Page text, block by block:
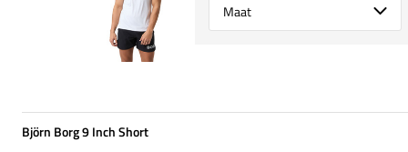
Björn Borg 9 Inch Short